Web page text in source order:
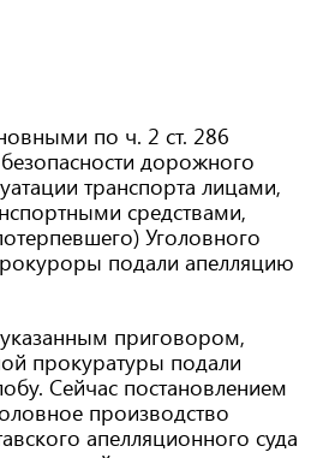
по ч. 2 ст. 286
дорожного
транспорта лицами,
средствами,
Уголовного
подали апелляцию
приговором,
прокуратуры подали
Сейчас постановлением
производство
апелляционного суда